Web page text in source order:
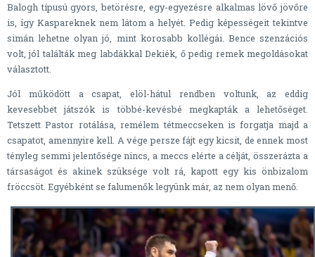
Balogh típusú gyors, betörésre, egy-egyezésre alkalmas lövő jövőre
is, így Kaspareknek nem látom a helyét. Pedig képességeit tekintve
simán lehetne olyan jó, mint korosabb kollégái. Bence szenzációs
volt, jól találták meg labdákkal Dekiék, ő pedig remek megoldásokat
választott.
Jól működött a csapat, elöl-hátul rendben voltunk, az eddig
kevesebbet játszók is többé-kevésbé megkapták a lehetőséget.
Tetszett Pastor rotálása, remélem tétmeccseken is forgatja majd a
csapatot, amennyire kell. A vége persze fájt egy kicsit, de ennek most
tényleg semmi jelentősége nincs, a meccs elérte a célját, összerázta a
társaságot és akinek szüksége volt rá, kapott egy kis önbizalom
fröccsöt. Egyébként se falumenők legyünk már, az nem olyan menő.